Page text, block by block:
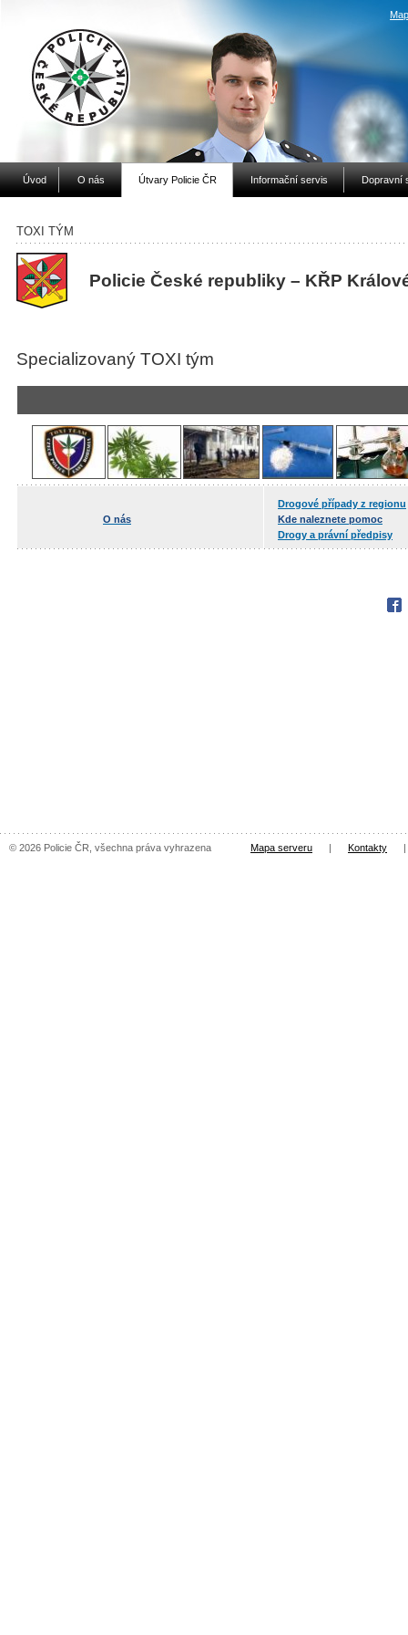
Úvod O nás Útvary Policie ČR Informační servis Dopravní
TOXI TÝM
Policie České republiky – KŘP
Specializovaný TOXI tým
O nás
Drogové případy z regionu
Kde naleznete pomoc
Drogy a právní předpisy
© 2026 Policie ČR, všechna práva vyhrazena Mapa serveru | Kontakty |